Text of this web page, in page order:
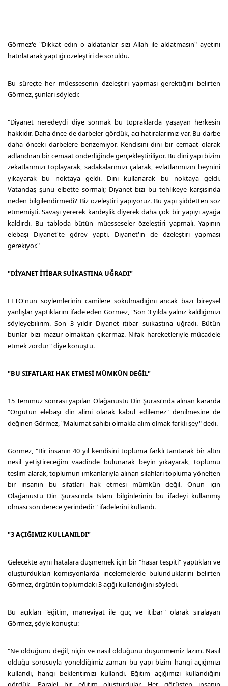
Görmez'e "Dikkat edin o aldatanlar sizi Allah ile aldatmasın" ayetini
hatırlatarak yaptığı özeleştiri de soruldu.
Bu süreçte her müessesenin özeleştiri yapması gerektiğini belirten
Görmez, şunları söyledi:
"Diyanet neredeydi diye sormak bu topraklarda yaşayan herkesin
hakkıdır. Daha önce de darbeler gördük, acı hatıralarımız var. Bu darbe
daha önceki darbelere benzemiyor. Kendisini dini bir cemaat olarak
adlandıran bir cemaat önderliğinde gerçekleştiriliyor. Bu dini yapı bizim
zekatlarımızı toplayarak, sadakalarımızı çalarak, evlatlarımızın beynini
yıkayarak bu noktaya geldi. Dini kullanarak bu noktaya geldi.
Vatandaş şunu elbette sormalı; Diyanet bizi bu tehlikeye karşısında
neden bilgilendirmedi? Biz özeleştiri yapıyoruz. Bu yapı şiddetten söz
etmemişti. Savaşı yererek kardeşlik diyerek daha çok bir yapıyı ayağa
kaldırdı. Bu tabloda bütün müesseseler özeleştiri yapmalı. Yapının
elebaşı Diyanet'te görev yaptı. Diyanet'in de özeleştiri yapması
gerekiyor."
"DİYANET İTİBAR SUİKASTINA UĞRADI"
FETÖ'nün söylemlerinin camilere sokulmadığını ancak bazı bireysel
yanlışlar yaptıklarını ifade eden Görmez, "Son 3 yılda yalnız kaldığımızı
söyleyebilirim. Son 3 yıldır Diyanet itibar suikastına uğradı. Bütün
bunlar bizi mazur olmaktan çıkarmaz. Nifak hareketleriyle mücadele
etmek zordur" diye konuştu.
"BU SIFATLARI HAK ETMESİ MÜMKÜN DEĞİL"
15 Temmuz sonrası yapılan Olağanüstü Din Şurası'nda alınan kararda
"Örgütün elebaşı din alimi olarak kabul edilemez" denilmesine de
değinen Görmez, "Malumat sahibi olmakla alim olmak farklı şey" dedi.
Görmez, "Bir insanın 40 yıl kendisini topluma farklı tanıtarak bir altın
nesil yetiştireceğim vaadinde bulunarak beyin yıkayarak, toplumu
teslim alarak, toplumun imkanlarıyla alınan silahları topluma yönelten
bir insanın bu sıfatları hak etmesi mümkün değil. Onun için
Olağanüstü Din Şurası'nda İslam bilginlerinin bu ifadeyi kullanmış
olması son derece yerindedir" ifadelerini kullandı.
"3 AÇIĞIMIZ KULLANILDI"
Gelecekte aynı hatalara düşmemek için bir "hasar tespiti" yaptıkları ve
oluşturdukları komisyonlarda incelemelerde bulunduklarını belirten
Görmez, örgütün toplumdaki 3 açığı kullandığını söyledi.
Bu açıkları "eğitim, maneviyat ile güç ve itibar" olarak sıralayan
Görmez, şöyle konuştu:
"Ne olduğunu değil, niçin ve nasıl olduğunu düşünmemiz lazım. Nasıl
olduğu sorusuyla yöneldiğimiz zaman bu yapı bizim hangi açığımızı
kullandı, hangi beklentimizi kullandı. Eğitim açığımızı kullandığını